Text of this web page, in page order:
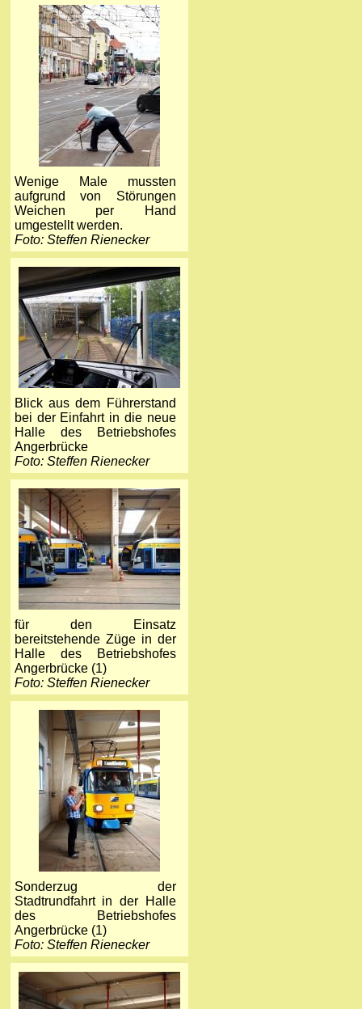
Wenige Male mussten
aufgrund von Störungen
Weichen per Hand
umgestellt werden.
Foto: Steffen Rienecker
Blick aus dem Führerstand
bei der Einfahrt in die neue
Halle des Betriebshofes
Angerbrücke
Foto: Steffen Rienecker
für den Einsatz
bereitstehende Züge in der
Halle des Betriebshofes
Angerbrücke (1)
Foto: Steffen Rienecker
Sonderzug der
Stadtrundfahrt in der Halle
des Betriebshofes
Angerbrücke (1)
Foto: Steffen Rienecker